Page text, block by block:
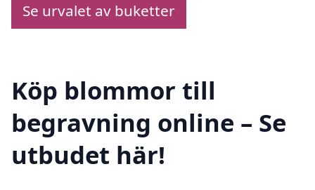
Se urvalet av buketter
Köp blommor till
begravning online – Se
utbudet här!